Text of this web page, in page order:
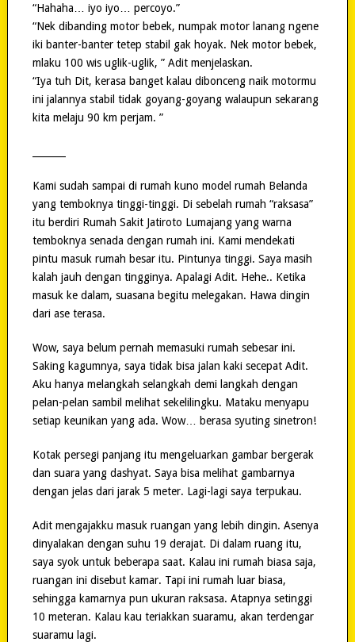
“Hahaha… iyo iyo… percoyo.”
“Nek dibanding motor bebek, numpak motor lanang ngene
iki banter-banter tetep stabil gak hoyak. Nek motor bebek,
mlaku 100 wis uglik-uglik, ” Adit menjelaskan.
“Iya tuh Dit, kerasa banget kalau dibonceng naik motormu
ini jalannya stabil tidak goyang-goyang walaupun sekarang
kita melaju 90 km perjam. ”
Kami sudah sampai di rumah kuno model rumah Belanda
yang temboknya tinggi-tinggi. Di sebelah rumah “raksasa”
itu berdiri Rumah Sakit Jatiroto Lumajang yang warna
temboknya senada dengan rumah ini. Kami mendekati
pintu masuk rumah besar itu. Pintunya tinggi. Saya masih
kalah jauh dengan tingginya. Apalagi Adit. Hehe.. Ketika
masuk ke dalam, suasana begitu melegakan. Hawa dingin
dari ase terasa.
Wow, saya belum pernah memasuki rumah sebesar ini.
Saking kagumnya, saya tidak bisa jalan kaki secepat Adit.
Aku hanya melangkah selangkah demi langkah dengan
pelan-pelan sambil melihat sekelilingku. Mataku menyapu
setiap keunikan yang ada. Wow… berasa syuting sinetron!
Kotak persegi panjang itu mengeluarkan gambar bergerak
dan suara yang dashyat. Saya bisa melihat gambarnya
dengan jelas dari jarak 5 meter. Lagi-lagi saya terpukau.
Adit mengajakku masuk ruangan yang lebih dingin. Asenya
dinyalakan dengan suhu 19 derajat. Di dalam ruang itu,
saya syok untuk beberapa saat. Kalau ini rumah biasa saja,
ruangan ini disebut kamar. Tapi ini rumah luar biasa,
sehingga kamarnya pun ukuran raksasa. Atapnya setinggi
10 meteran. Kalau kau teriakkan suaramu, akan terdengar
suaramu lagi.